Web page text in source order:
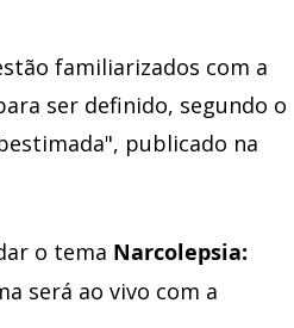
familiarizados com a
ser definido, segundo o
publicado na
o tema Narcolepsia:
será ao vivo com a